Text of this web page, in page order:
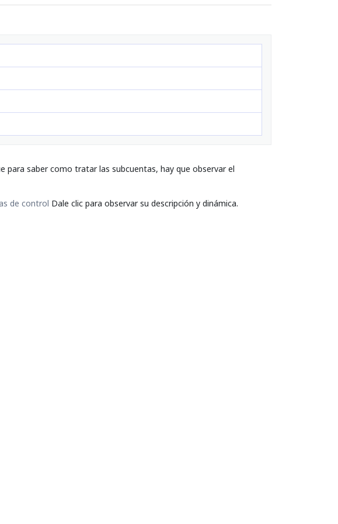
para saber como tratar las subcuentas, hay que observar el
de control Dale clic para observar su descripción y dinámica.